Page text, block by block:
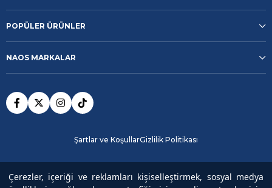
Çerezler, içeriği ve reklamları kişiselleştirmek, sosyal medya
POPÜLER ÜRÜNLER
NAOS MARKALAR
Şartlar ve KoşullarGizlilik Politikası